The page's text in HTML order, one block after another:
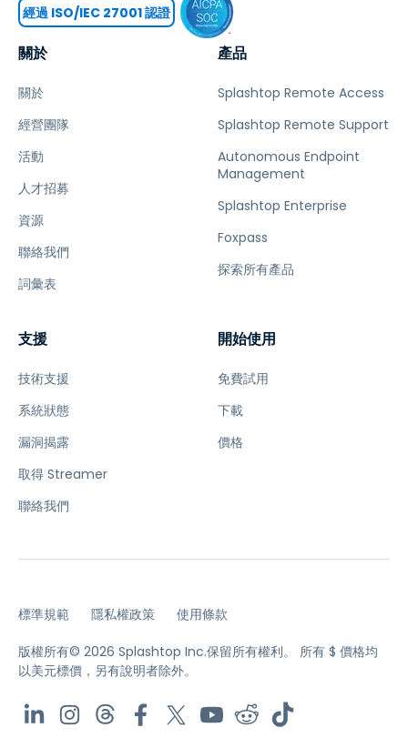
關於
關於
經營團隊
活動
人才招募
資源
聯絡我們
詞彙表
產品
Splashtop Remote Access
Splashtop Remote Support
Autonomous Endpoint
Management
Splashtop Enterprise
Foxpass
探索所有產品
支援
技術支援
系統狀態
漏洞揭露
取得 Streamer
聯絡我們
開始使用
免費試用
下載
價格
經過 ISO/IEC 27001 認證
標準規範 隱私權政策 使用條款
版權所有© 2026 Splashtop Inc.保留所有權利。
所有 $ 價格均
以美元標價，另有說明者除外。